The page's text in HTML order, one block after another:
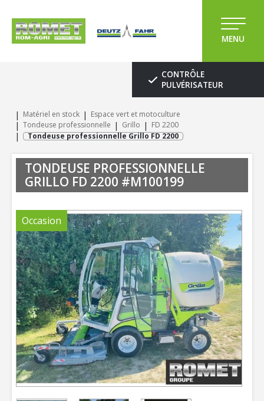
MENU
CONTRÔLE
PULVÉRISATEUR
Matériel en stock
Espace vert et motoculture
Tondeuse professionnelle
Grillo
FD 2200
Tondeuse professionnelle Grillo FD 2200
TONDEUSE PROFESSIONNELLE
GRILLO FD 2200 #M100199
Occasion